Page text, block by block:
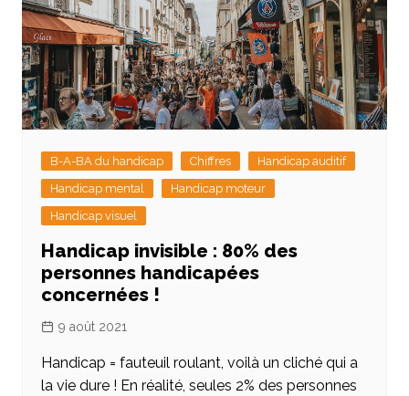
B-A-BA du handicap Chiffres
Handicap auditif
Handicap mental
Handicap moteur
Handicap visuel
Handicap invisible : 80% des
personnes handicapées
concernées !
9 août 2021
Handicap = fauteuil roulant, voilà un cliché qui a
la vie dure ! En réalité, seules 2% des personnes